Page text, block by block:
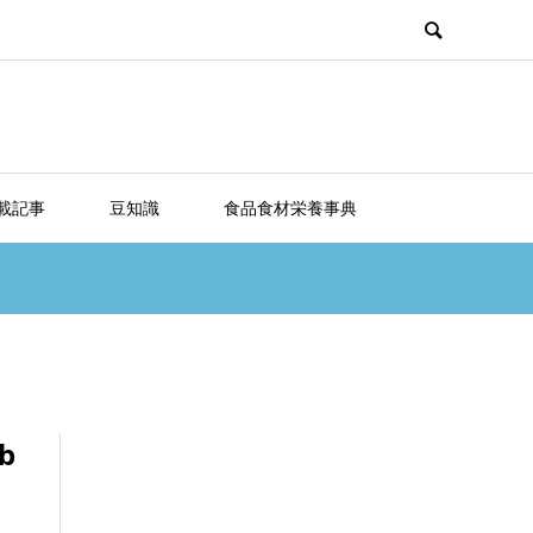
記事 豆知識 食品食材栄養事典